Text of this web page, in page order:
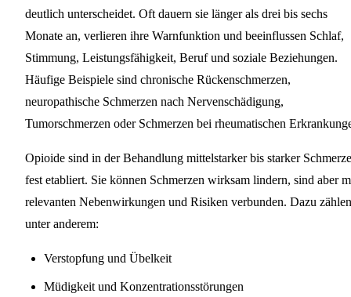
deutlich unterscheidet. Oft dauern sie länger als drei bis sechs
Monate an, verlieren ihre Warnfunktion und beeinflussen Schlaf,
Stimmung, Leistungsfähigkeit, Beruf und soziale Beziehungen.
Häufige Beispiele sind chronische Rückenschmerzen,
neuropathische Schmerzen nach Nervenschädigung,
Tumorschmerzen oder Schmerzen bei rheumatischen
Opioide sind in der Behandlung mittelstarker bis starker
fest etabliert. Sie können Schmerzen wirksam lindern, sind aber
relevanten Nebenwirkungen und Risiken verbunden. Dazu zählen
unter anderem:
Verstopfung und Übelkeit
Müdigkeit und Konzentrationsstörungen